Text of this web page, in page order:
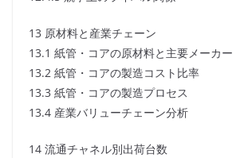
13 原材料と産業チェーン
13.1 紙管・コアの原材料と主要メーカー
13.2 紙管・コアの製造コスト比率
13.3 紙管・コアの製造プロセス
13.4 産業バリューチェーン分析
14 流通チャネル別出荷台数